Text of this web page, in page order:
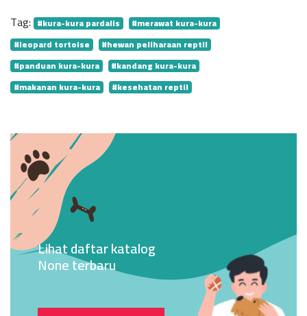
Tag: #kura-kura pardalis
#merawat kura-kura
#leopard tortoise
#hewan peliharaan reptil
#panduan kura-kura
#kandang kura-kura
#makanan kura-kura
#kesehatan reptil
Lihat daftar katalog
None terbaru